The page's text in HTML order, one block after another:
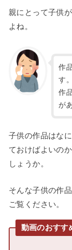
親にとって子供
よね。
作
す。
作
が
子供の作品はな
ておけばよいの
しょうか。
そんな子供の作
ご覧ください。
動画のおすす